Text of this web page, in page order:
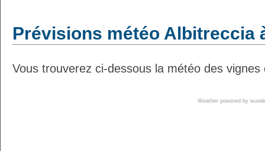
Prévisions météo Albitreccia
Vous trouverez ci-dessous la météo des
Weather powered by